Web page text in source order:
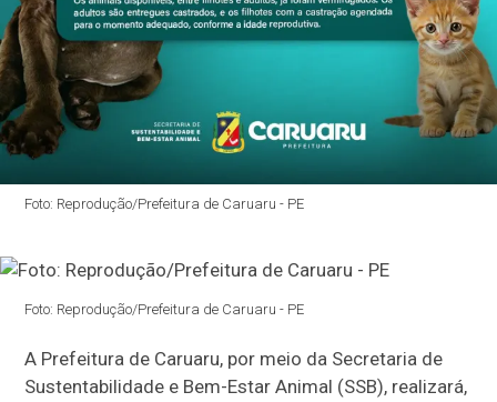
Foto: Reprodução/Prefeitura de Caruaru - PE
Foto: Reprodução/Prefeitura de Caruaru - PE
A Prefeitura de Caruaru, por meio da Secretaria de
Sustentabilidade e Bem-Estar Animal (SSB), realizará,